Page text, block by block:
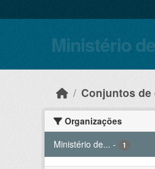
Ministério
Conjuntos de
Organizações
Ministério de... - 1